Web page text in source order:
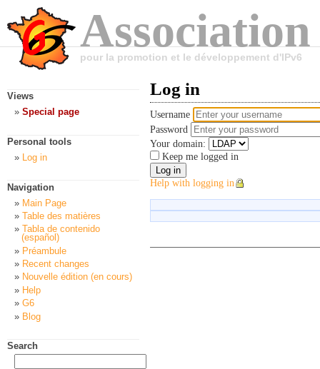
pour la promotion et le développement d'IPv6
Log in
Username
Password
Your domain:
Keep me logged in
Help with logging in
Views
Special page
Personal tools
Log in
Navigation
Main Page
Table des matières
Tabla de contenido
(español)
Préambule
Recent changes
Nouvelle édition (en cours)
Help
G6
Blog
Search